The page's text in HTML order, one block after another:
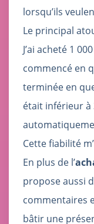
lorsqu’ils
Le principal
J’ai acheté 1
commencé en
terminée en
était inférieur à
Cette fiabilité
En plus de l’
propose aussi
commentaires
bâtir une